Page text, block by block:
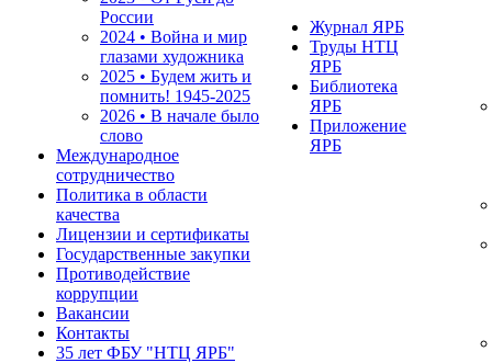
России
2024 • Война и мир
глазами художника
2025 • Будем жить и
помнить! 1945-2025
2026 • В начале было
слово
Международное
сотрудничество
Политика в области
качества
Лицензии и сертификаты
Государственные закупки
Противодействие
коррупции
Вакансии
Контакты
35 лет ФБУ "НТЦ ЯРБ"
Журнал ЯРБ
Труды НТЦ
ЯРБ
Библиотека
ЯРБ
Приложение
ЯРБ